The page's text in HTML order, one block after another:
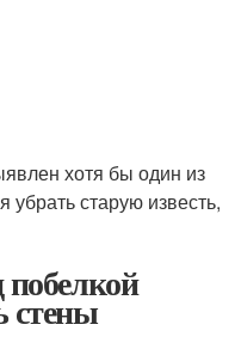
хотя бы один из
убрать старую известь,
побелкой
стены